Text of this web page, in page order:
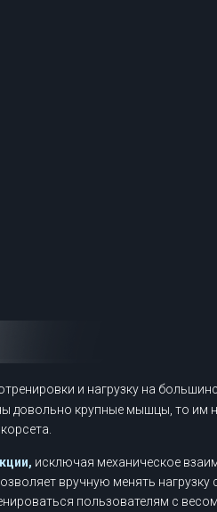
и нагрузку на
довольно крупные мышцы, то
исключая механическое
вручную менять
пользователям с